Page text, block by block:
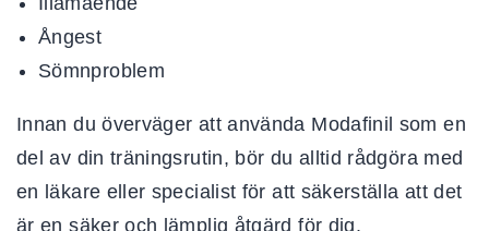
Ångest
Sömnproblem
Innan du överväger att använda Modafinil som en
del av din träningsrutin, bör du alltid rådgöra med
en läkare eller specialist för att säkerställa att det
är en säker och lämplig åtgärd för dig.